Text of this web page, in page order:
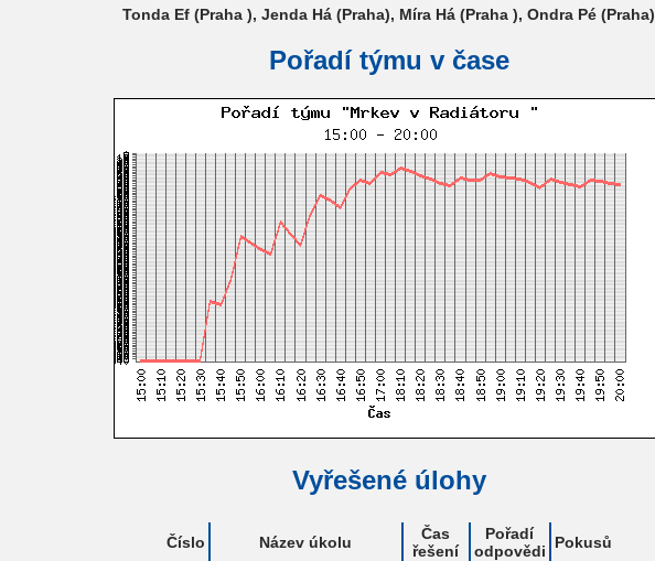
Tonda Ef (Praha ), Jenda Há (Praha), Míra Há (Praha ), Ondra Pé (Praha)
Pořadí týmu v čase
Vyřešené úlohy
Číslo Název úkolu
Čas
řešení
Pořadí
odpovědi
Pokusů